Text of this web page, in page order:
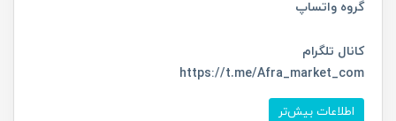
گروه واتساپ
کانال تلگرام
https://t.me/Afra_market_com
اطلاعات بیش‌تر